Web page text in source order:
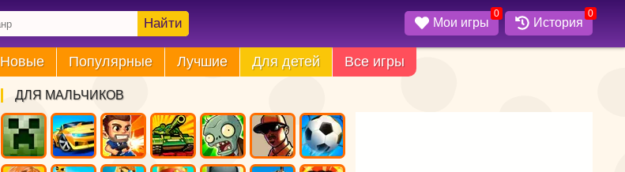
Найти Мои игры
0
История
0
Новые Популярные Лучшие Для детей Все игры
ДЛЯ МАЛЬЧИКОВ